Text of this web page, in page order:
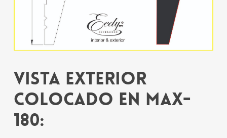
Vista exterior
colocado en MAX-
180: